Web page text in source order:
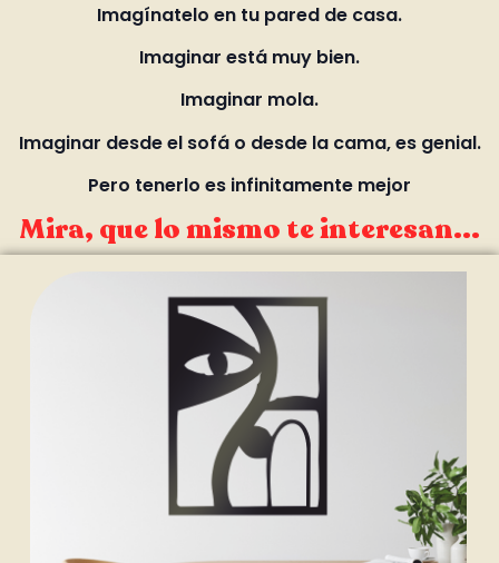
Imagínatelo en tu pared de casa.
Imaginar está muy bien.
Imaginar mola.
Imaginar desde el sofá o desde la cama, es genial.
Pero tenerlo es infinitamente mejor
Mira, que lo mismo te interesan...